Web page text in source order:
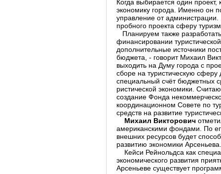
Когда выби­рается один проект,
экономику города. Именно он
управление от
пробного проекта сферу
Планируем также
финан­сировании
дополнительные источники
бюджета, - говорит Михаил
выходить на Думу города с
сборе на туристическую сферу
специальный счёт бюджетных
ристической экономики.
создание Фонда
координационном Совете по
средств на развитие
Михаил Викторович
американскими фон­дами. По
внешних ресурсов будет
развитию экономики Арсеньева.
Кейси Рейнольдса как
экономического развития
Арсеньеве существует